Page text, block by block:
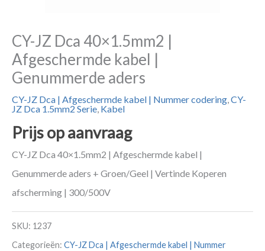
CY-JZ Dca 40×1.5mm2 |
Afgeschermde kabel |
Genummerde aders
CY-JZ Dca | Afgeschermde kabel | Nummer codering,CY-
JZ Dca 1.5mm2 Serie, Kabel
Prijs op aanvraag
CY-JZ Dca 40×1.5mm2 | Afgeschermde kabel |
Genummerde aders + Groen/Geel | Vertinde Koperen
afscherming | 300/500V
SKU: 1237
Categorieën: CY-JZ Dca | Afgeschermde kabel | Nummer